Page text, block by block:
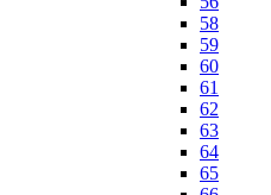
58
59
60
61
62
63
64
65